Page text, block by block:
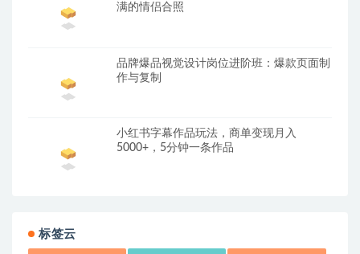
满的情侣合照
品牌爆品视觉设计岗位进阶班：爆款页面制
作与复制
小红书字幕作品玩法，商单变现月入
5000+，5分钟一条作品
标签云